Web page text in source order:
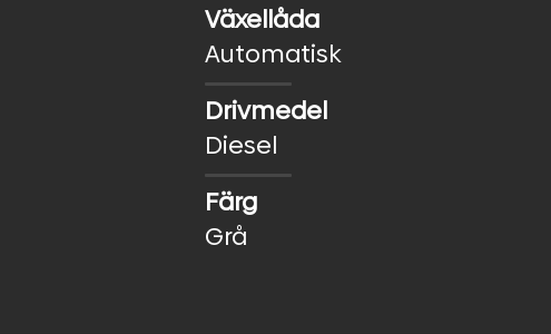
Växellåda
Automatisk
Drivmedel
Diesel
Färg
Grå